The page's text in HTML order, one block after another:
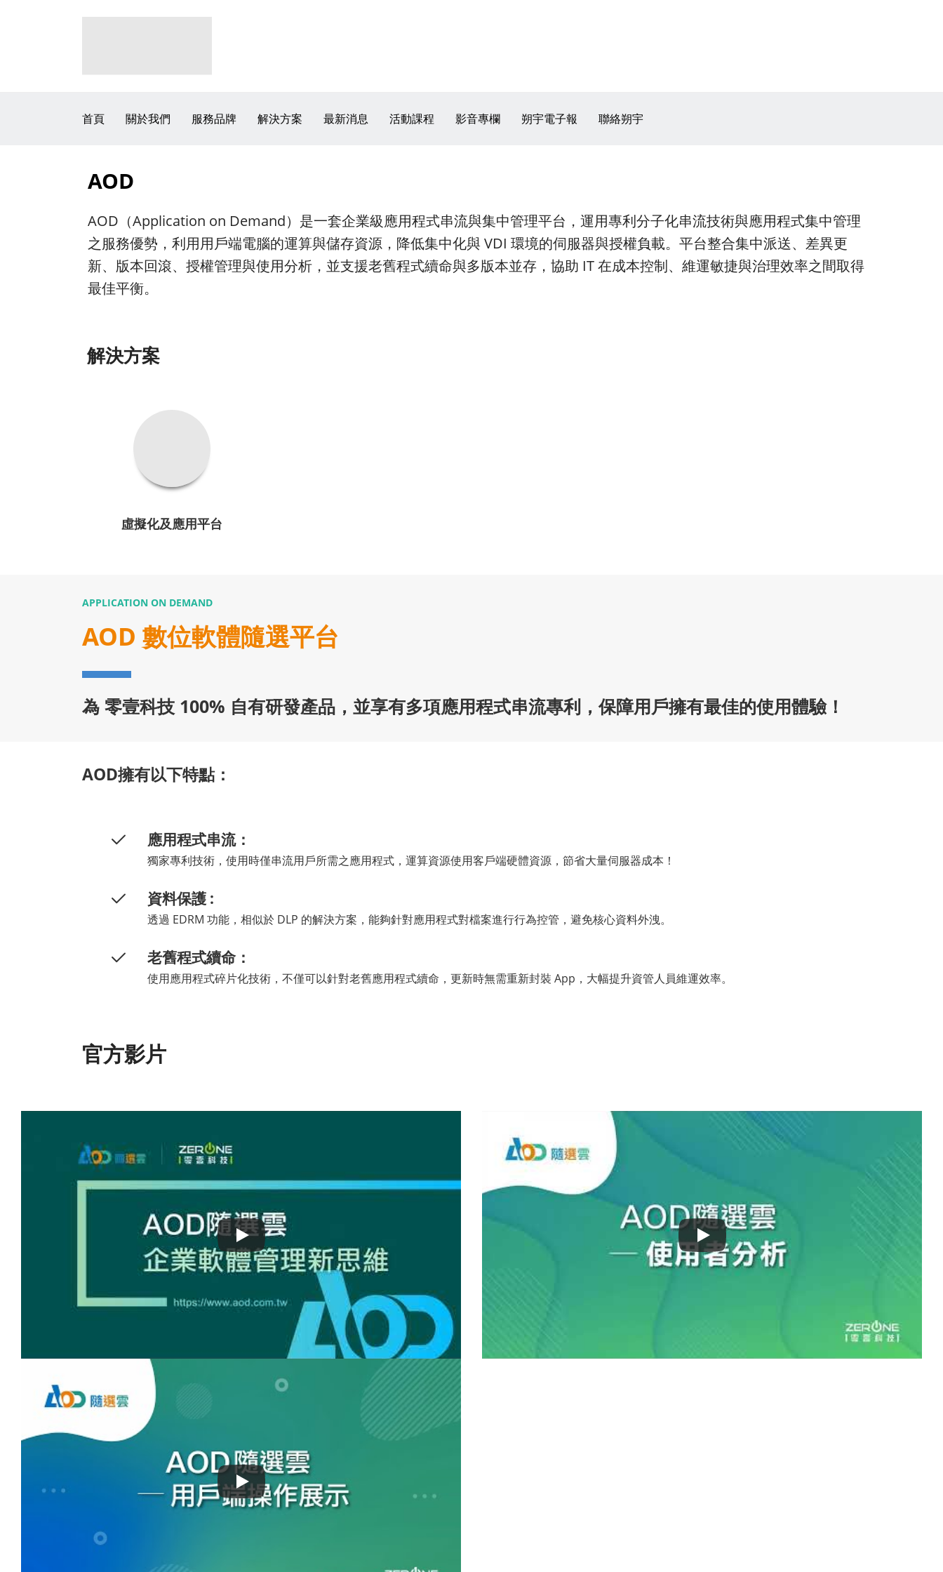
首頁 關於我們 服務品牌 解決方案 最新消息 活動課程 影音專欄 朔宇電子報 聯絡朔宇
AOD
AOD（Application on Demand）是一套企業級應用程式串流與集中管理平台，運用專利分子化串流技術與應用程式集中管理
之服務優勢，利用用戶端電腦的運算與儲存資源，降低集中化與 VDI 環境的伺服器與授權負載。平台整合集中派送、差異更
新、版本回滾、授權管理與使用分析，並支援老舊程式續命與多版本並存，協助 IT 在成本控制、維運敏捷與治理效率之間取得
最佳平衡。
解決方案
虛擬化及應用平台
APPLICATION ON DEMAND
AOD 數位軟體隨選平台
為 零壹科技 100% 自有研發產品，並享有多項應用程式串流專利，保障用戶擁有最佳的使用體驗！
AOD擁有以下特點：
應用程式串流：
獨家專利技術，使用時僅串流用戶所需之應用程式，運算資源使用客戶端硬體資源，節省大量伺服器成本！
資料保護 :
透過 EDRM 功能，相似於 DLP 的解決方案，能夠針對應用程式對檔案進行行為控管，避免核心資料外洩。
老舊程式續命：
使用應用程式碎片化技術，不僅可以針對老舊應用程式續命，更新時無需重新封裝 App，大幅提升資管人員維運效率。
官方影片